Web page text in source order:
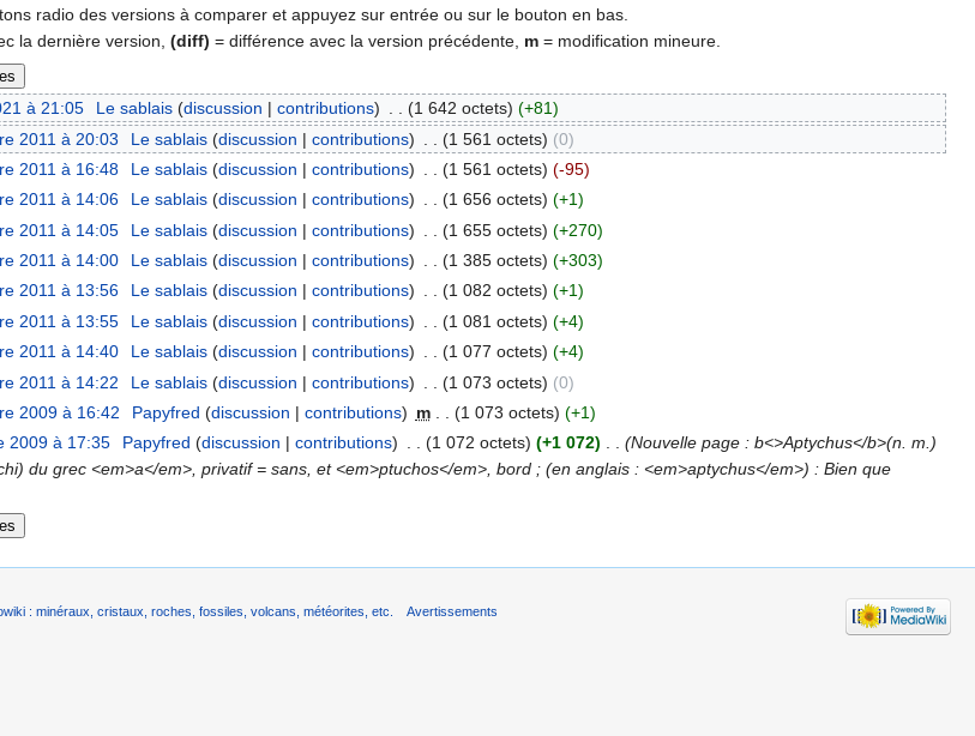
radio des versions à comparer et appuyez sur entrée ou sur le bouton en bas.
la dernière version, (diff) = différence avec la version précédente, m = modification mineure.
à 21:05 Le sablais (discussion | contributions) (1 642 octets) (+81)
2011 à 20:03 Le sablais (discussion | contributions) (1 561 octets) (0)
2011 à 16:48 Le sablais (discussion | contributions) (1 561 octets) (-95)
2011 à 14:06 Le sablais (discussion | contributions) . . (1 656 octets) (+1)
2011 à 14:05 Le sablais (discussion | contributions) (1 655 octets) (+270)
2011 à 14:00 Le sablais (discussion | contributions) (1 385 octets) (+303)
2011 à 13:56 Le sablais (discussion | contributions) . . (1 082 octets) (+1)
2011 à 13:55 Le sablais (discussion | contributions) (1 081 octets) (+4)
2011 à 14:40 Le sablais (discussion | contributions) . . (1 077 octets) (+4)
2011 à 14:22 Le sablais (discussion | contributions) (1 073 octets) (0)
2009 à 16:42 Papyfred (discussion | contributions) m (1 073 octets) (+1)
2009 à 17:35 Papyfred (discussion | contributions) . . (1 072 octets) (+1 072) . . (Nouvelle page : b<>Aptychus</b>(n. m.)
du grec <em>a</em>, privatif = sans, et <em>ptuchos</em>, bord ; (en anglais : <em>aptychus</em>) : Bien que
: minéraux, cristaux, roches, fossiles, volcans, météorites, etc. Avertissements